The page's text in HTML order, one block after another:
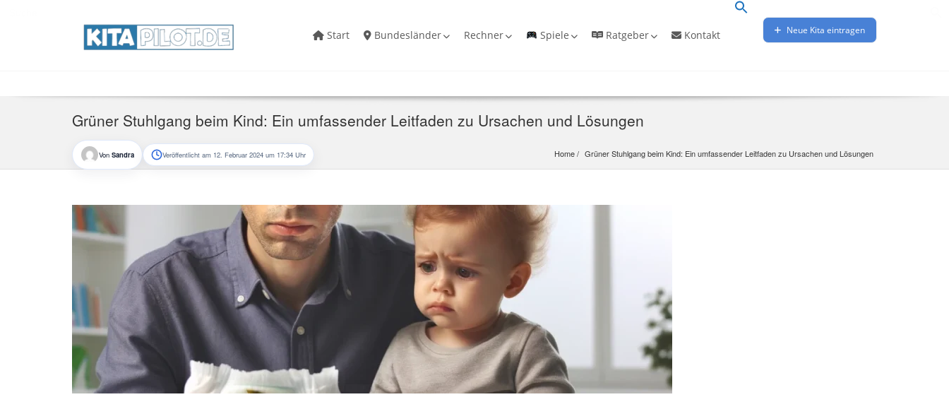
Start Bundesländer Rechner Spiele Ratgeber Kontakt Neue Kita eintragen
Grüner Stuhlgang beim Kind: Ein umfassender Leitfaden zu Ursachen und Lösungen
Von Sandra Veröffentlicht am 12. Februar 2024 um 17:34 Uhr Home Grüner Stuhlgang beim Kind: Ein umfassender Leitfaden zu Ursachen und Lösungen